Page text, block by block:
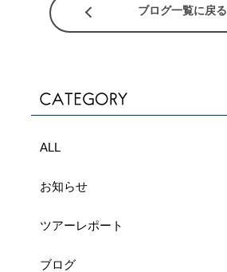
ブログ一覧に戻る
ALL
お知らせ
ツアーレポート
ブログ